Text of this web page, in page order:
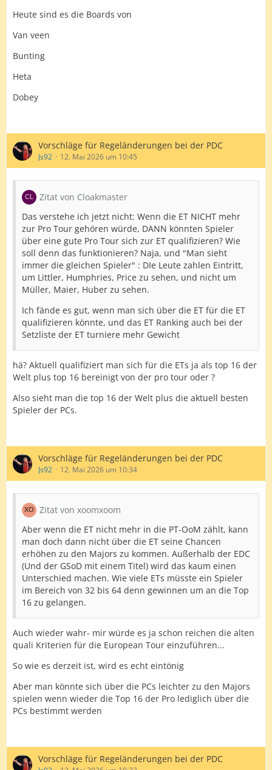
Heute sind es die Boards von
Van veen
Bunting
Heta
Dobey
Vorschläge für Regeländerungen bei der PDC
Js92 12. Mai 2026 um 10:45
Zitat von Cloakmaster
Das verstehe ich jetzt nicht: Wenn die ET NICHT mehr
zur Pro Tour gehören würde, DANN könnten Spieler
über eine gute Pro Tour sich zur ET qualifizieren? Wie
soll denn das funktionieren? Naja, und "Man sieht
immer die gleichen Spieler" : DIe Leute zahlen Eintritt,
um Littler, Humphries, Price zu sehen, und nicht um
Müller, Maier, Huber zu sehen.
Ich fände es gut, wenn man sich über die ET für die ET
qualifizieren könnte, und das ET Ranking auch bei der
Setzliste der ET turniere mehr Gewicht
hä? Aktuell qualifiziert man sich für die ETs ja als top 16 der
Welt plus top 16 bereinigt von der pro tour oder ?
Also sieht man die top 16 der Welt plus die aktuell besten
Spieler der PCs.
Vorschläge für Regeländerungen bei der PDC
Js92 12. Mai 2026 um 10:34
Zitat von xoomxoom
Aber wenn die ET nicht mehr in die PT-OoM zählt, kann
man doch dann nicht über die ET seine Chancen
erhöhen zu den Majors zu kommen. Außerhalb der EDC
(Und der GSoD mit einem Titel) wird das kaum einen
Unterschied machen. Wie viele ETs müsste ein Spieler
im Bereich von 32 bis 64 denn gewinnen um an die Top
16 zu gelangen.
Auch wieder wahr- mir würde es ja schon reichen die alten
quali Kriterien für die European Tour einzuführen...
So wie es derzeit ist, wird es echt eintönig
Aber man könnte sich über die PCs leichter zu den Majors
spielen wenn wieder die Top 16 der Pro lediglich über die
PCs bestimmt werden
Vorschläge für Regeländerungen bei der PDC